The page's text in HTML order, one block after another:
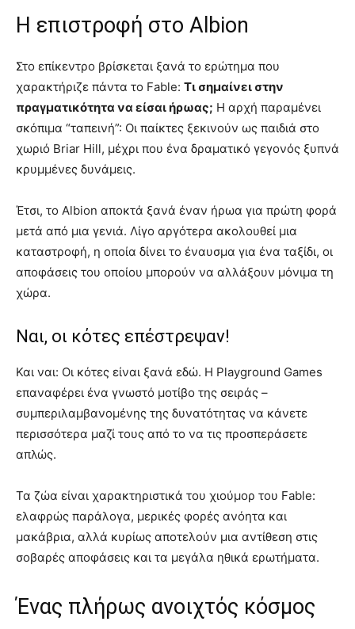
Η επιστροφή στο Albion
Στο επίκεντρο βρίσκεται ξανά το ερώτημα που
χαρακτήριζε πάντα το Fable: Τι σημαίνει στην
πραγματικότητα να είσαι ήρωας; Η αρχή παραμένει
σκόπιμα “ταπεινή”: Οι παίκτες ξεκινούν ως παιδιά στο
χωριό Briar Hill, μέχρι που ένα δραματικό γεγονός ξυπνά
κρυμμένες δυνάμεις.
Έτσι, το Albion αποκτά ξανά έναν ήρωα για πρώτη φορά
μετά από μια γενιά. Λίγο αργότερα ακολουθεί μια
καταστροφή, η οποία δίνει το έναυσμα για ένα ταξίδι, οι
αποφάσεις του οποίου μπορούν να αλλάξουν μόνιμα τη
χώρα.
Ναι, οι κότες επέστρεψαν!
Και ναι: Οι κότες είναι ξανά εδώ. Η Playground Games
επαναφέρει ένα γνωστό μοτίβο της σειράς –
συμπεριλαμβανομένης της δυνατότητας να κάνετε
περισσότερα μαζί τους από το να τις προσπεράσετε
απλώς.
Τα ζώα είναι χαρακτηριστικά του χιούμορ του Fable:
ελαφρώς παράλογα, μερικές φορές ανόητα και
μακάβρια, αλλά κυρίως αποτελούν μια αντίθεση στις
σοβαρές αποφάσεις και τα μεγάλα ηθικά ερωτήματα.
Ένας πλήρως ανοιχτός κόσμος